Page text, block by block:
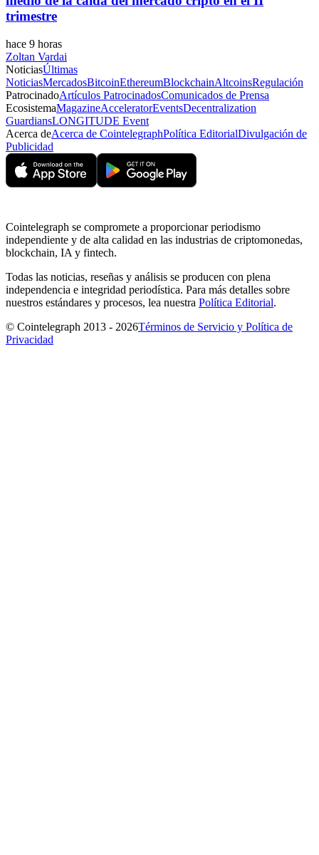
trimestre
hace 9 horas
Zoltan Vardai
NoticiasÚltimas
NoticiasMercadosBitcoinEthereumBlockchainAltcoinsRegulación
PatrocinadoArtículos PatrocinadosComunicados de Prensa
EcosistemaMagazineAcceleratorEventsDecentralization
GuardiansLONGITUDE Event
Acerca deAcerca de CointelegraphPolítica EditorialDivulgación de
Publicidad
Cointelegraph se compromete a proporcionar periodismo
independiente y de alta calidad en las industrias de criptomonedas,
blockchain, IA y fintech.
Todas las noticias, reseñas y análisis se producen con plena
independencia e integridad periodística. Para más detalles sobre
nuestros estándares y procesos, lea nuestra Política Editorial.
© Cointelegraph 2013 - 2026Términos de Servicio y Política de
Privacidad